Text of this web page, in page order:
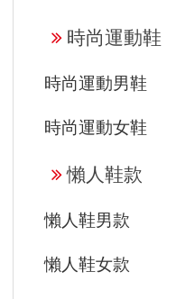
時尚運動鞋
時尚運動男鞋
時尚運動女鞋
懶人鞋款
懶人鞋男款
懶人鞋女款